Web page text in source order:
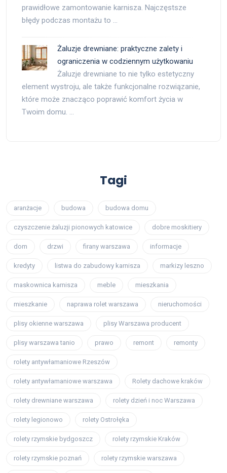
prawidłowe zamontowanie karnisza. Najczęstsze
błędy podczas montażu to …
Żaluzje drewniane: praktyczne zalety i
ograniczenia w codziennym użytkowaniu
Żaluzje drewniane to nie tylko estetyczny
element wystroju, ale także funkcjonalne rozwiązanie,
które może znacząco poprawić komfort życia w
Twoim domu. …
Tagi
aranżacje budowa budowa domu
czyszczenie żaluzji pionowych katowice dobre moskitiery
dom drzwi firany warszawa informacje
kredyty listwa do zabudowy karnisza markizy leszno
maskownica karnisza meble mieszkania
mieszkanie naprawa rolet warszawa nieruchomości
plisy okienne warszawa plisy Warszawa producent
plisy warszawa tanio prawo remont remonty
rolety antywłamaniowe Rzeszów
rolety antywłamaniowe warszawa Rolety dachowe kraków
rolety drewniane warszawa rolety dzień i noc Warszawa
rolety legionowo rolety Ostrołęka
rolety rzymskie bydgoszcz rolety rzymskie Kraków
rolety rzymskie poznań rolety rzymskie warszawa